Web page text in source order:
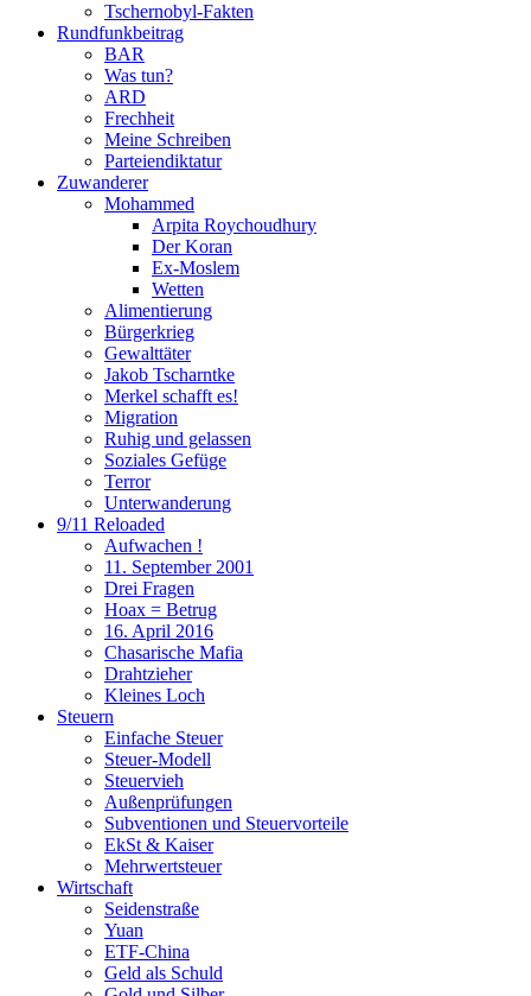
Tschernobyl-Fakten
Rundfunkbeitrag
BAR
Was tun?
ARD
Frechheit
Meine Schreiben
Parteiendiktatur
Zuwanderer
Mohammed
Arpita Roychoudhury
Der Koran
Ex-Moslem
Wetten
Alimentierung
Bürgerkrieg
Gewalttäter
Jakob Tscharntke
Merkel schafft es!
Migration
Ruhig und gelassen
Soziales Gefüge
Terror
Unterwanderung
9/11 Reloaded
Aufwachen !
11. September 2001
Drei Fragen
Hoax = Betrug
16. April 2016
Chasarische Mafia
Drahtzieher
Kleines Loch
Steuern
Einfache Steuer
Steuer-Modell
Steuervieh
Außenprüfungen
Subventionen und Steuervorteile
EkSt & Kaiser
Mehrwertsteuer
Wirtschaft
Seidenstraße
Yuan
ETF-China
Geld als Schuld